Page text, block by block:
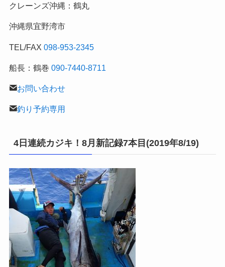
釣
記
クレーンズ沖縄：鶴丸
沖縄県宜野湾市
TEL/FAX 098-953-2345
船長：鶴巻 090-7440-8711
お問い合わせ
釣り予約専用
4日連続カジキ！8月新記録7本目(2019年8/19)